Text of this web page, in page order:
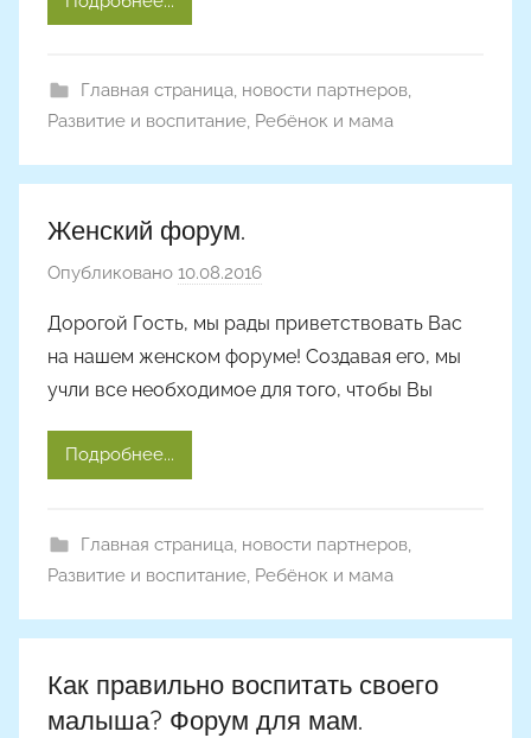
Главная страница, новости партнеров,
Развитие и воспитание, Ребёнок и мама
Женский форум.
Опубликовано 10.08.2016
т
о
р
y
o
a
Дорогой Гость, мы рады приветствовать Вас
на нашем женском форуме! Создавая его, мы
учли все необходимое для того, чтобы Вы
Подробнее...
Главная страница новости партнеров,
Развитие и воспитание Ребёнок и мама
Как правильно воспитать своего
малыша? Форум для мам.